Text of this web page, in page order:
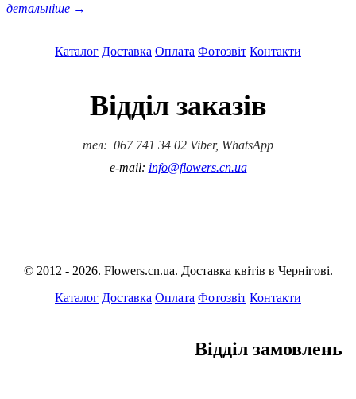
детальніше →
Каталог Доставка Оплата Фотозвіт Контакти
Відділ заказів
тел: 067 741 34 02 Viber, WhatsApp
e-mail: info@flowers.cn.ua
© 2012 - 2026. Flowers.cn.ua. Доставка квітів в Чернігові.
Каталог Доставка Оплата Фотозвіт Контакти
Відділ замовлень